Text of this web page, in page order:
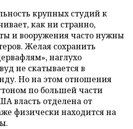
крупных студий к
как ни странно,
и вооружения часто нужны
Желая сохранить
наглухо
не скатывается в
Но на этом отношения
по большей части
власть отделена от
физически находится на